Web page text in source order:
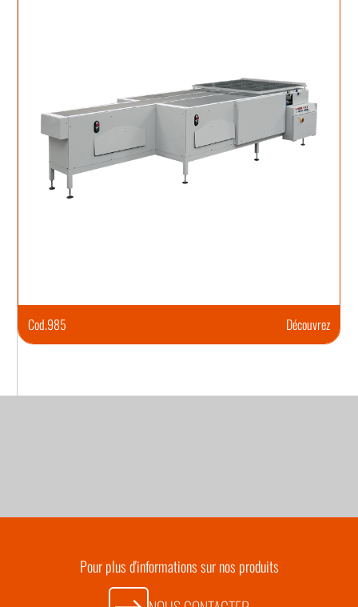
Cod.985 Découvrez
Pour plus d'informations sur nos produits